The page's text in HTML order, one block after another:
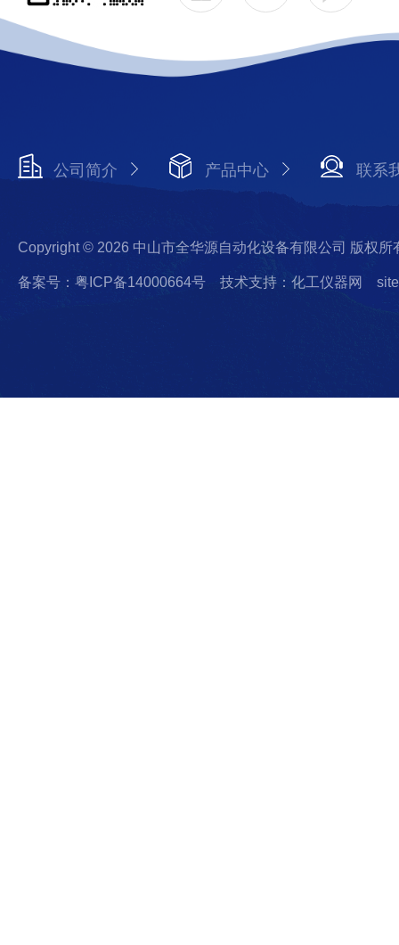
公司简介 产品中心 联系
Copyright © 2026 中山市全华源自动化设备有限公司 版权所
备案号：粤ICP备14000664号 技术支持：化工仪器网